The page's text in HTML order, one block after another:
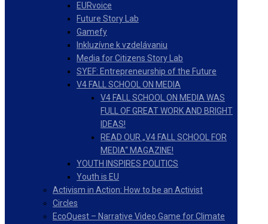
EURvoice
Future Story Lab
Gamefy
Inkluzívne k vzdelávaniu
Media for Citizens Story Lab
SYEF: Entrepreneurship of the Future
V4 FALL SCHOOL ON MEDIA
V4 FALL SCHOOL ON MEDIA WAS
FULL OF GREAT WORK AND BRIGHT
IDEAS!
READ OUR „V4 FALL SCHOOL FOR
MEDIA“ MAGAZINE!
YOUTH INSPIRES POLITICS
Youth is EU
Activism in Action: How to be an Activist
Circles
EcoQuest – Narrative Video Game for Climate